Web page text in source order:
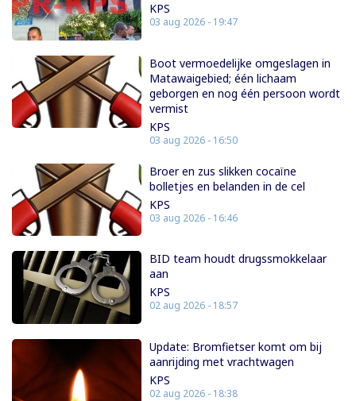
KPS
03 aug 2026 - 19:47
Boot vermoedelijke omgeslagen in
Matawaigebied; één lichaam
geborgen en nog één persoon wordt
vermist
KPS
03 aug 2026 - 16:50
Broer en zus slikken cocaïne
bolletjes en belanden in de cel
KPS
03 aug 2026 - 16:46
BID team houdt drugssmokkelaar
aan
KPS
02 aug 2026 - 18:57
Update: Bromfietser komt om bij
aanrijding met vrachtwagen
KPS
02 aug 2026 - 18:38